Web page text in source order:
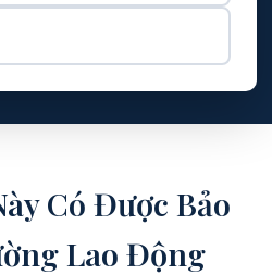
Có Được Bảo
Lao Động